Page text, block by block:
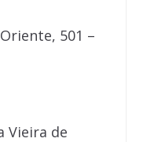
501 –
Vieira de